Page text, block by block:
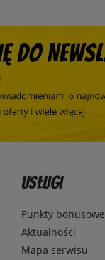
Usługi
Punkty bonusowe
Aktualności
Mapa serwisu